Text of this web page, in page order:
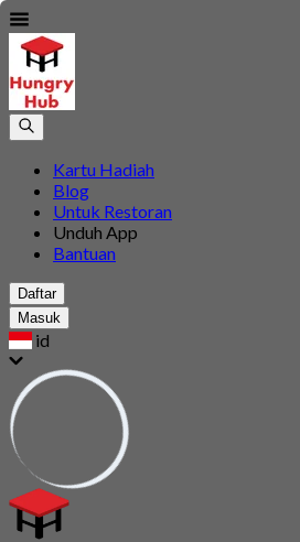
Kartu Hadiah
Blog
Untuk Restoran
Unduh App
Bantuan
Daftar
Masuk
id